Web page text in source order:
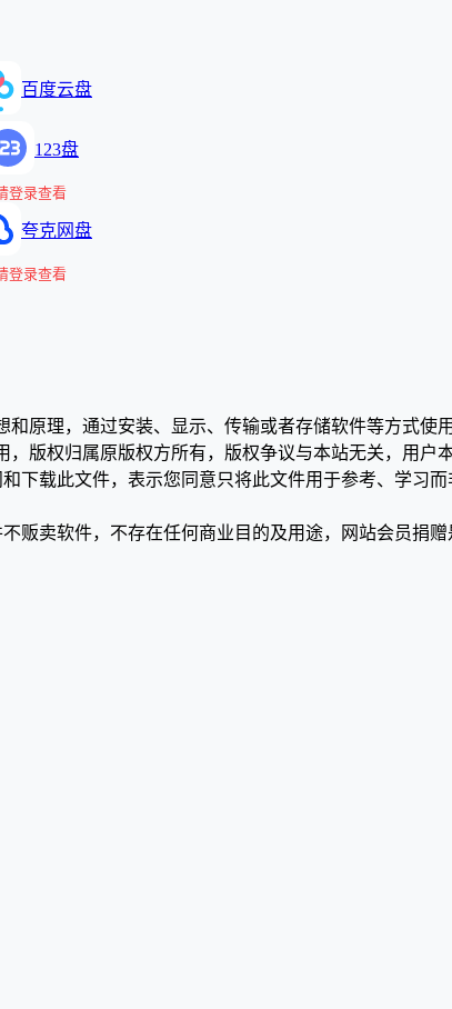
百度云盘
123盘
登录查看
夸克网盘
登录查看
原理，通过安装、显示、传输或者存储软件等方式使
版权归属原版权方所有，版权争议与本站无关，用户
下载此文件，表示您同意只将此文件用于参考、学习
卖软件，不存在任何商业目的及用途，网站会员捐